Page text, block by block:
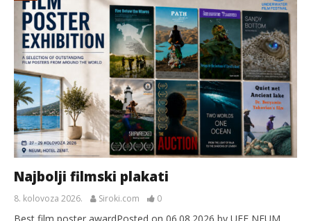
Najbolji filmski plakati
8. kolovoza 2026. Siroki.com 0